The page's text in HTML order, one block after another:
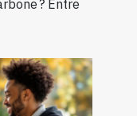
? Entre